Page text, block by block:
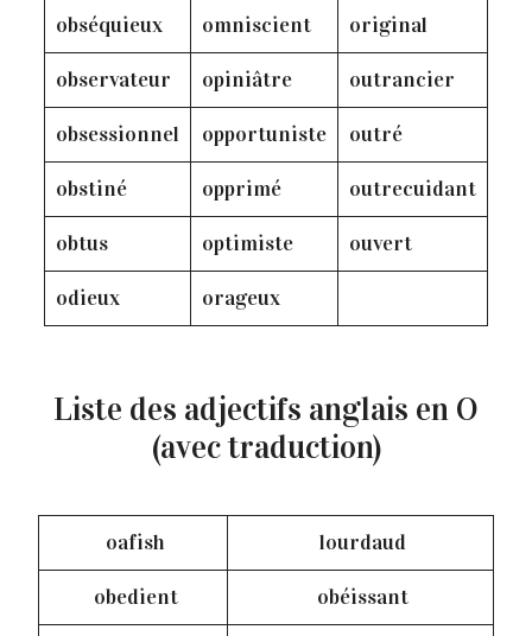
obséquieux omniscient original
observateur opiniâtre outrancier
obsessionnel opportuniste outré
obstiné opprimé outrecuidant
obtus optimiste ouvert
odieux orageux
Liste des adjectifs anglais en O
(avec traduction)
oafish lourdaud
obedient obéissant